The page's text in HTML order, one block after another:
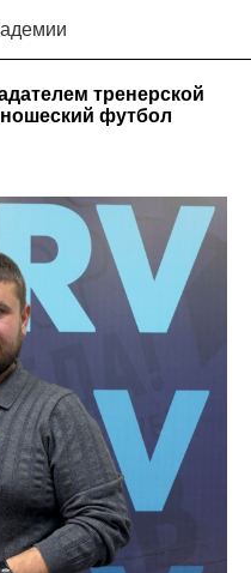
тренерской
футбол